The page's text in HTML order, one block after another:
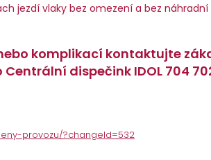
jezdí vlaky bez omezení a bez náhradní
komplikací kontaktujte
Centrální dispečink IDOL 704
provozu/?changeId=532